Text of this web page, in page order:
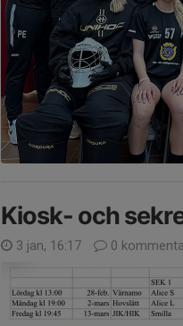
Kiosk- och
3 jan, 16:17 0